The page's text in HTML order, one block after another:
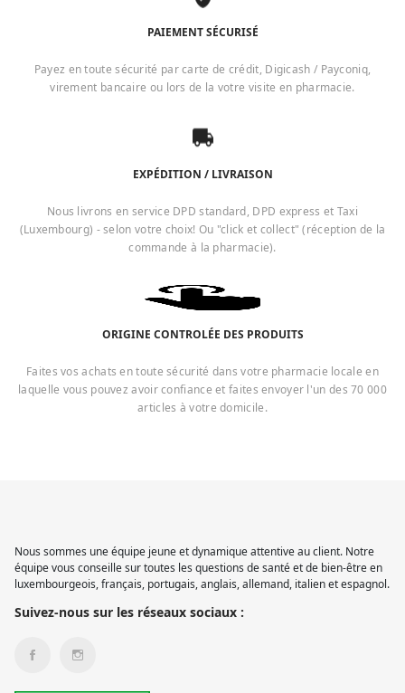
PAIEMENT SÉCURISÉ
Payez en toute sécurité par carte de crédit, Digicash / Payconiq,
virement bancaire ou lors de la votre visite en pharmacie.
EXPÉDITION / LIVRAISON
Nous livrons en service DPD standard, DPD express et Taxi
(Luxembourg) - selon votre choix! Ou "click et collect" (réception de la
commande à la pharmacie).
ORIGINE CONTROLÉE DES PRODUITS
Faites vos achats en toute sécurité dans votre pharmacie locale en
laquelle vous pouvez avoir confiance et faites envoyer l'un des 70 000
articles à votre domicile.
Nous sommes une équipe jeune et dynamique attentive au client. Notre
équipe vous conseille sur toutes les questions de santé et de bien-être en
luxembourgeois, français, portugais, anglais, allemand, italien et espagnol.
Suivez-nous sur les réseaux sociaux :